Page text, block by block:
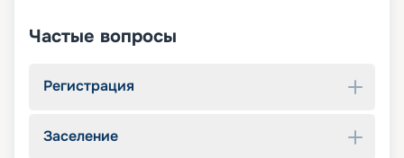
Частые вопросы
Регистрация
Заселение